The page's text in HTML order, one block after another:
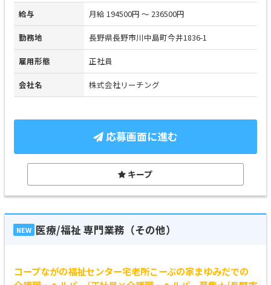
給与 月給 194500円 ～ 236500円
勤務地 長野県長野市川中島町今井1836-1
雇用形態 正社員
会社名 株式会社リーチング
応募画面に進む
キープ
NEW 医療/福祉 専門業務（その他）
コープながの福祉センター宅老所こーぷの家まゆみだでの